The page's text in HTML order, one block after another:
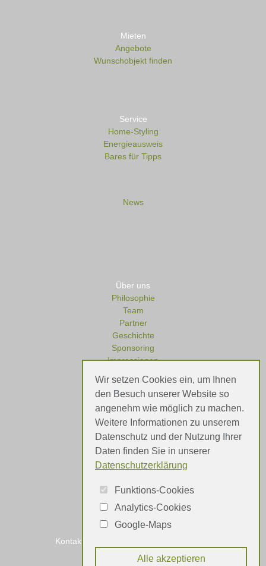
Mieten
Angebote
Wunschobjekt finden
Service
Home-Styling
Energieausweis
Bares für Tipps
News
Über uns
Philosophie
Team
Partner
Geschichte
Sponsoring
Impressionen
Referenzen
Meinungen
Kontakt
Wir setzen Cookies ein, um Ihnen
den Besuch unserer Website so
angenehm wie möglich zu machen.
Weitere Informationen zu unserem
Datenschutz und der Nutzung Ihrer
Daten finden Sie in unserer
Datenschutzerklärung
Funktions-Cookies
Analytics-Cookies
Google-Maps
Alle akzeptieren